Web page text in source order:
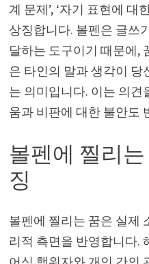
계 문제’, ‘자기 표현에 대
상징합니다. 볼펜은 글쓰
달하는 도구이기 때문에,
은 타인의 말과 생각이
는 의미입니다. 이는 의견
움과 비판에 대한 불안도
볼펜에 찔리
징
볼펜에 찔리는 꿈은 실제
리적 측면을 반영합니다.